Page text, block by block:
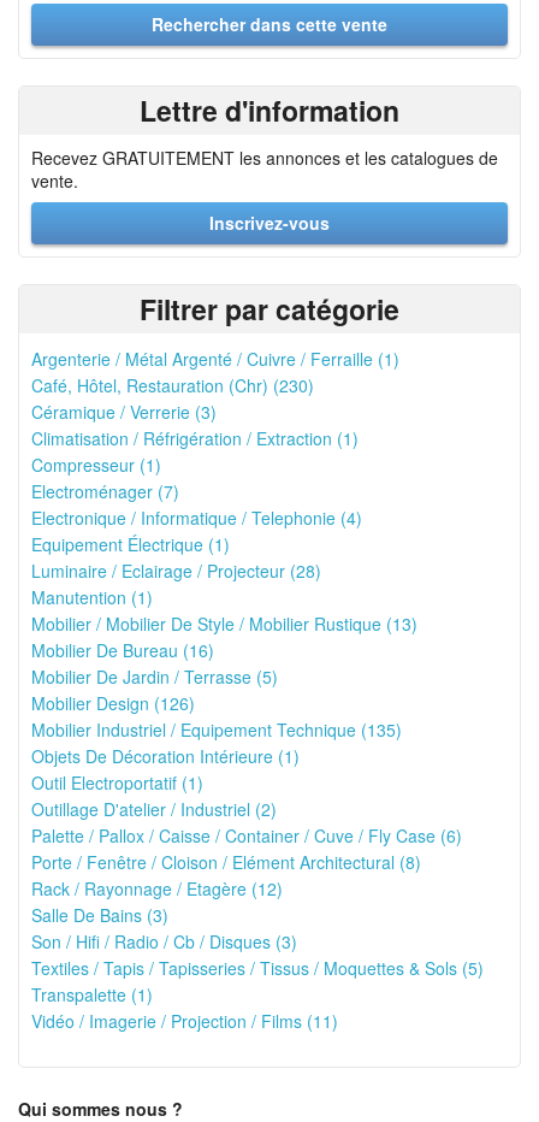
Lettre d'information
Recevez GRATUITEMENT les annonces et les catalogues de
vente.
Inscrivez-vous
Filtrer par catégorie
Argenterie / Métal Argenté / Cuivre / Ferraille (1)
Café, Hôtel, Restauration (Chr) (230)
Céramique / Verrerie (3)
Climatisation / Réfrigération / Extraction (1)
Compresseur (1)
Electroménager (7)
Electronique / Informatique / Telephonie (4)
Equipement Électrique (1)
Luminaire / Eclairage / Projecteur (28)
Manutention (1)
Mobilier / Mobilier De Style / Mobilier Rustique (13)
Mobilier De Bureau (16)
Mobilier De Jardin / Terrasse (5)
Mobilier Design (126)
Mobilier Industriel / Equipement Technique (135)
Objets De Décoration Intérieure (1)
Outil Electroportatif (1)
Outillage D'atelier / Industriel (2)
Palette / Pallox / Caisse / Container / Cuve / Fly Case (6)
Porte / Fenêtre / Cloison / Elément Architectural (8)
Rack / Rayonnage / Etagère (12)
Salle De Bains (3)
Son / Hifi / Radio / Cb / Disques (3)
Textiles / Tapis / Tapisseries / Tissus / Moquettes & Sols (5)
Transpalette (1)
Vidéo / Imagerie / Projection / Films (11)
Qui sommes nous ?